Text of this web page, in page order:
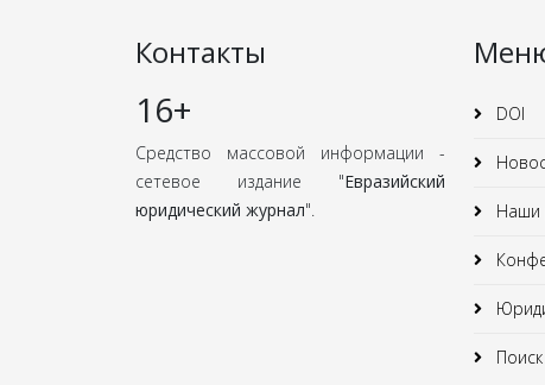
Контакты
16+
Средство массовой информации -
сетевое издание "Евразийский
юридический журнал".
DOI
Наши